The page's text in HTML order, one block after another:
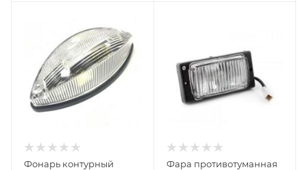
Фонарь контурный
Фара противотуманная